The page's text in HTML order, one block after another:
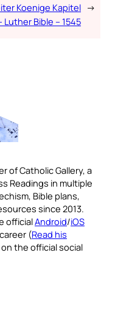
Koenige Kapitel
Luther Bible – 1545
→
of Catholic Gallery, a
Readings in multiple
Bible plans,
since 2013.
officialAndroid/iOS
(Read his
the official social